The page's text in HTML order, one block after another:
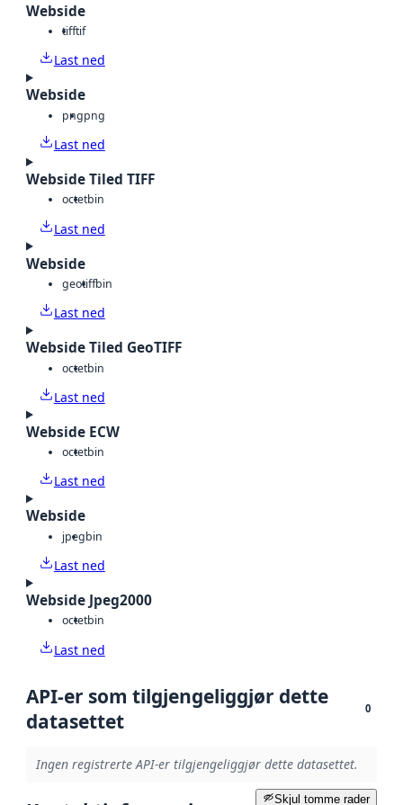
Webside
tifftif
Last ned
Webside
pngpng
Last ned
Webside Tiled TIFF
octetbin
Last ned
Webside
geotiffbin
Last ned
Webside Tiled GeoTIFF
octetbin
Last ned
Webside ECW
octetbin
Last ned
Webside
jpegbin
Last ned
Webside Jpeg2000
octetbin
Last ned
API-er som tilgjengeliggjør dette
datasettet
0
Ingen registrerte API-er tilgjengeliggjør dette datasettet.
Skjul tomme rader